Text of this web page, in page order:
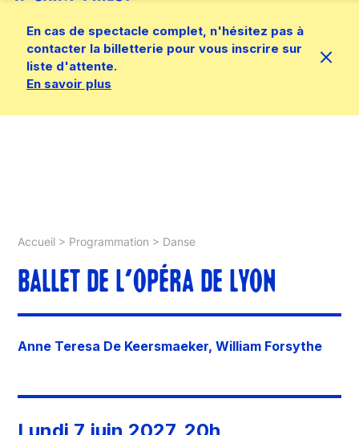
En cas de spectacle complet, n'hésitez pas à
contacter la billetterie pour vous inscrire sur
liste d'attente.
En savoir plus
Accueil > Programmation > Danse
BALLET DE L’OPÉRA DE LYON
Anne Teresa De Keersmaeker, William Forsythe